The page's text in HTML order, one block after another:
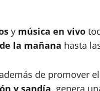
y música en vivo
la mañana hasta
de promover